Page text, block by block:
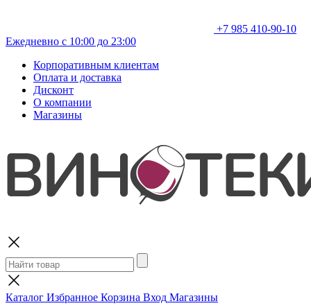
+7 985 410-90-10
Ежедневно с 10:00 до 23:00
Корпоративным клиентам
Оплата и доставка
Дисконт
О компании
Магазины
Каталог Избранное Корзина Вход Магазины